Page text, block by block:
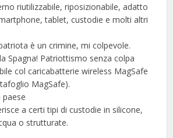
riutilizzabile, riposizionabile, adatto
tablet, custodie e molti altri
è un crimine, mi colpevole.
Spagna! Patriottismo senza colpa
col caricabatterie wireless MagSafe
MagSafe).
a certi tipi di custodie in silicone,
o strutturate.